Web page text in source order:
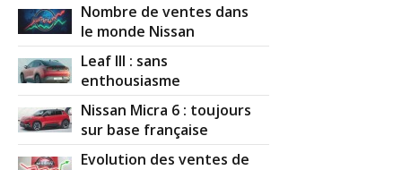
Nombre de ventes dans
le monde Nissan
Leaf III : sans
enthousiasme
Nissan Micra 6 : toujours
sur base française
Evolution des ventes de